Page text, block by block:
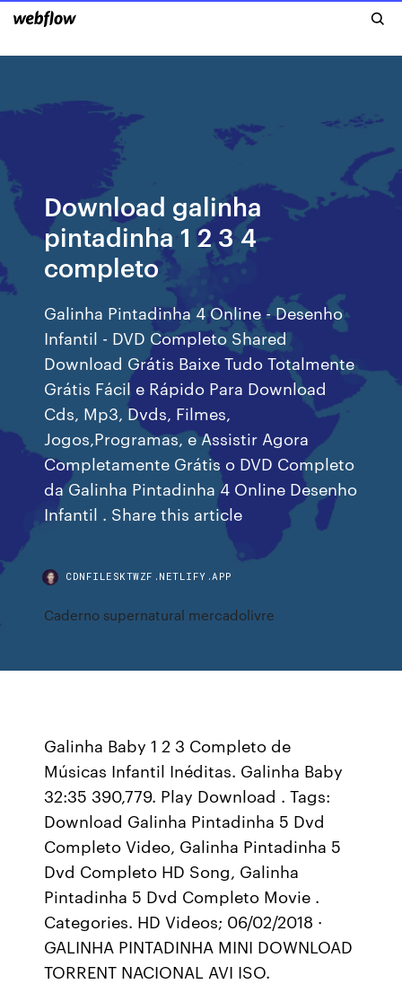
Download galinha
pintadinha 1 2 3 4
completo
Galinha Pintadinha 4 Online - Desenho
Infantil - DVD Completo Shared
Download Grátis Baixe Tudo Totalmente
Grátis Fácil e Rápido Para Download
Cds, Mp3, Dvds, Filmes,
Jogos,Programas, e Assistir Agora
Completamente Grátis o DVD Completo
da Galinha Pintadinha 4 Online Desenho
Infantil . Share this article
CDNFILESKTWZF.NETLIFY.APP
Caderno supernatural mercadolivre
Galinha Baby 1 2 3 Completo de
Músicas Infantil Inéditas. Galinha Baby
32:35 390,779. Play Download . Tags:
Download Galinha Pintadinha 5 Dvd
Completo Video, Galinha Pintadinha 5
Dvd Completo HD Song, Galinha
Pintadinha 5 Dvd Completo Movie .
Categories. HD Videos; 06/02/2018 ·
GALINHA PINTADINHA MINI DOWNLOAD
TORRENT NACIONAL AVI ISO.